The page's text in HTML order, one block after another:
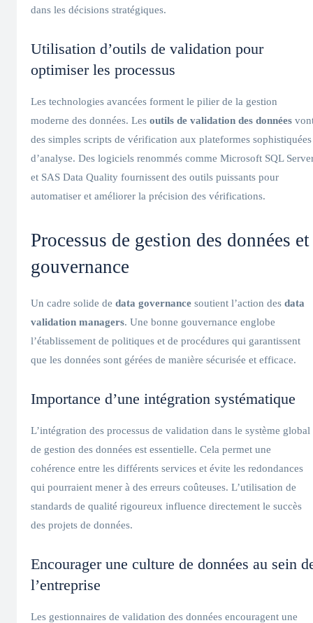
dans les décisions stratégiques.
Utilisation d’outils de validation pour
optimiser les processus
Les technologies avancées forment le pilier de la gestion
moderne des données. Les outils de validation des données
des simples scripts de vérification aux plateformes sophistiquées
d’analyse. Des logiciels renommés comme Microsoft SQL
et SAS Data Quality fournissent des outils puissants pour
automatiser et améliorer la précision des vérifications.
Processus de gestion des données et
gouvernance
Un cadre solide de data governance soutient l’action des data
validation managers. Une bonne gouvernance englobe
l’établissement de politiques et de procédures qui garantissent
que les données sont gérées de manière sécurisée et efficace.
Importance d’une intégration systématique
L’intégration des processus de validation dans le système global
de gestion des données est essentielle. Cela permet une
cohérence entre les différents services et évite les redondances
qui pourraient mener à des erreurs coûteuses. L’utilisation de
standards de qualité rigoureux influence directement le succès
des projets de données.
Encourager une culture de données au sein
l’entreprise
Les gestionnaires de validation des données encouragent une